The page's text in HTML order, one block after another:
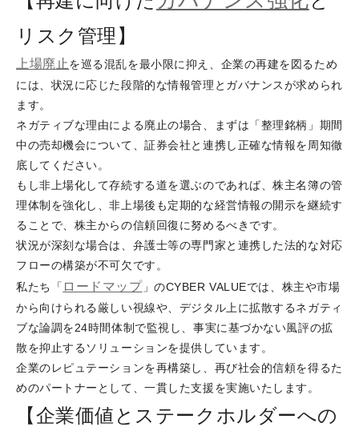
リスク管理】
上場廃止を巡る混乱を最小限に抑え、企業の再建を図るため
には、状況に応じた段階的な情報管理とガバナンスが求められ
ます。
ネガティブな理由による廃止の場合、まずは「整理銘柄」期間
中の売却機会について、証券会社と連携し正確な情報を周知徹
底してください。
もし非上場化して存続する道を選ぶのであれば、株主名簿の管
理体制を強化し、非上場後も定期的な経営情報の開示を継続す
ることで、株主からの信頼回復に努めるべきです。
状況が深刻な場合は、弁護士等の専門家と連携した法的な対応
フローの構築が不可欠です。
私たち「 ロードマップ 」のCYBER VALUEでは、株主や市場
から向けられる厳しい視線や、デジタル上に拡散するネガティ
ブな論調を24時間体制で監視し、事実に基づかない風評の拡
散を抑止するソリューションを提供しています。
企業のレピュテーションを再構築し、再び社会的信頼を得るた
めのパートナーとして、一貫した支援を実施いたします。
【企業価値とステークホルダーへの